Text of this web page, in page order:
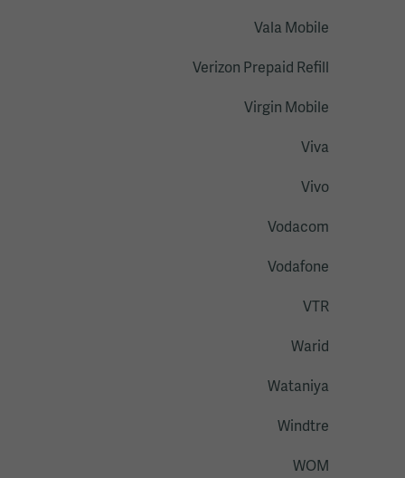
Vala Mobile
Verizon Prepaid Refill
Virgin Mobile
Viva
Vivo
Vodacom
Vodafone
VTR
Warid
Wataniya
Windtre
WOM